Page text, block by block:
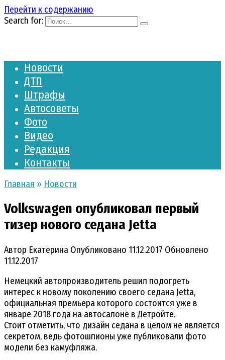
Перейти к содержанию
Search for:
Новости
ДТП
Штрафы
Автосоветы
Фото
Видео
Редакция
Контакты
Главная » Новости
Volkswagen опубликовал первый
тизер нового седана Jetta
Автор Екатерина Опубликовано 11.12.2017 Обновлено
11.12.2017
Немецкий автопроизводитель решил подогреть
интерес к новому поколению своего седана Jetta,
официальная премьера которого состоится уже в
январе 2018 года на автосалоне в Детройте.
Стоит отметить, что дизайн седана в целом не является
секретом, ведь фотошпионы уже публиковали фото
модели без камуфляжа.